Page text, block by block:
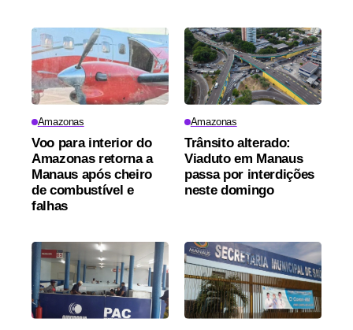
Amazonas
Voo para interior do
Amazonas retorna a
Manaus após cheiro
de combustível e
falhas
Amazonas
Trânsito alterado:
Viaduto em Manaus
passa por interdições
neste domingo